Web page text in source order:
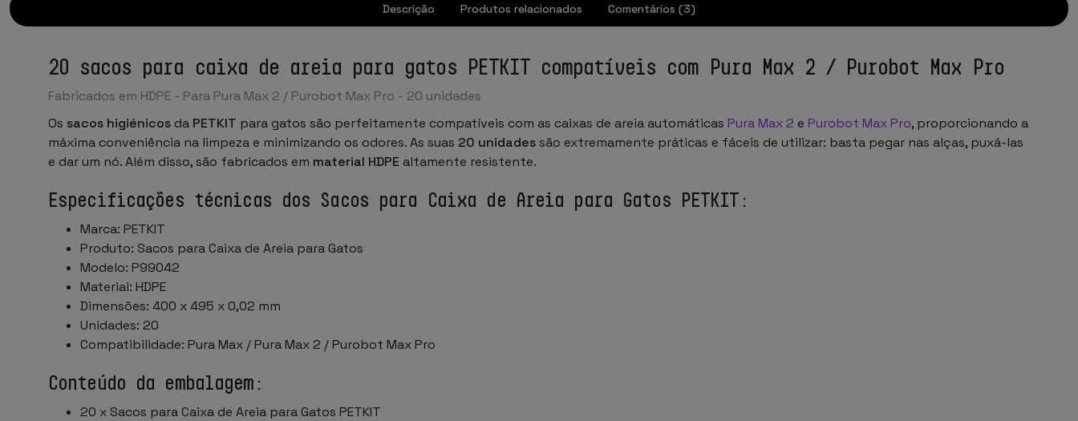
Descrição Produtos relacionados Comentários (3)
20 sacos para caixa de areia para gatos PETKIT compatíveis com Pura Max 2 / Purobot Max Pro
Fabricados em HDPE - Para Pura Max 2 / Purobot Max Pro - 20 unidades
Os sacos higiénicos da PETKIT para gatos são perfeitamente compatíveis com as caixas de areia automáticas Pura Max 2 e Purobot Max Pro, proporcionando a
máxima conveniência na limpeza e minimizando os odores. As suas 20 unidadessão extremamente práticas e fáceis de utilizar: basta pegar nas alças, puxá-las
e dar um nó. Além disso, são fabricados em material HDPE altamente resistente.
Especificações técnicas dos Sacos para Caixa de Areia para Gatos PETKIT:
Marca: PETKIT
Produto: Sacos para Caixa de Areia para Gatos
Modelo: P99042
Material: HDPE
Dimensões: 400 x 495 x 0,02 mm
Unidades: 20
Compatibilidade: Pura Max / Pura Max 2 / Purobot Max Pro
Conteúdo da embalagem:
20 x Sacos para Caixa de Areia para Gatos PETKIT